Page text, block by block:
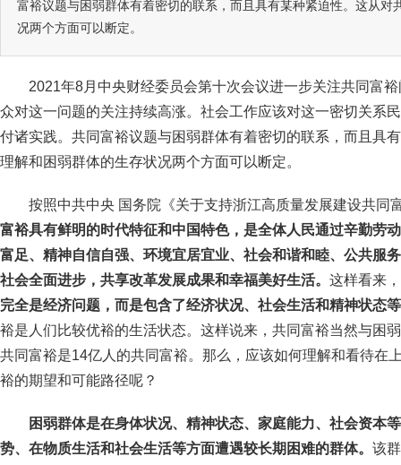
富裕议题与困弱群体有着密切的联系，而且具有某种紧迫性。这从对
况两个方面可以断定。
2021年8月中央财经委员会第十次会议进一步关注共同富
众对这一问题的关注持续高涨。社会工作应该对这一密切关系
付诸实践。共同富裕议题与困弱群体有着密切的联系，而且具
理解和困弱群体的生存状况两个方面可以断定。
按照中共中央 国务院《关于支持浙江高质量发展建设共同
富裕具有鲜明的时代特征和中国特色，是全体人民通过辛勤劳
富足、精神自信自强、环境宜居宜业、社会和谐和睦、公共服
社会全面进步，共享改革发展成果和幸福美好生活。 这样看来，
完全是经济问题，而是包含了经济状况、社会生活和精神状态
裕是人们比较优裕的生活状态。这样说来，共同富裕当然与困
共同富裕是14亿人的共同富裕。那么，应该如何理解和看待在
裕的期望和可能路径呢？
困弱群体是在身体状况、精神状态、家庭能力、社会资本
势、在物质生活和社会生活等方面遭遇较长期困难的群体。 该